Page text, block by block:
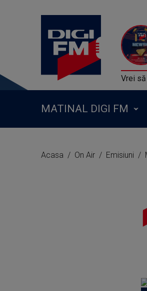
Vrei
MATINAL DIGI FM
Acasa On Air Emisiuni